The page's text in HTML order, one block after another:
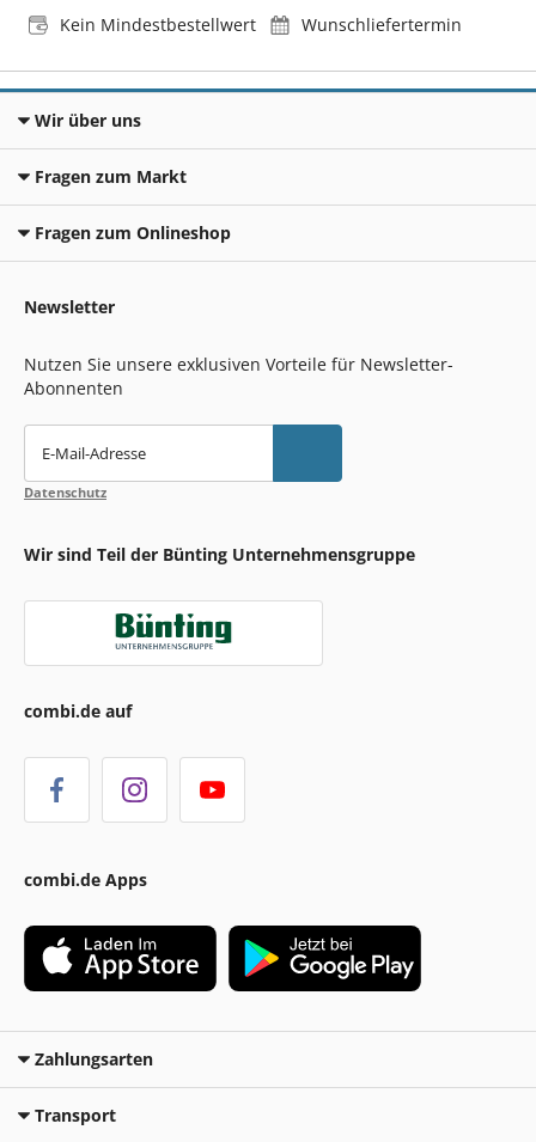
Kein Mindestbestellwert
Wunschliefertermin
Wir über uns
Fragen zum Markt
Fragen zum Onlineshop
Newsletter
Nutzen Sie unsere exklusiven Vorteile für Newsletter-
Abonnenten
E-Mail-Adresse
Datenschutz
Wir sind Teil der Bünting Unternehmensgruppe
combi.de auf
combi.de Apps
Zahlungsarten
Transport